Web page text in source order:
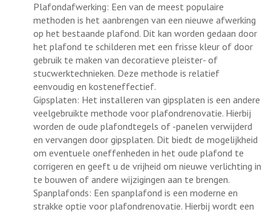
Plafondafwerking: Een van de meest populaire
methoden is het aanbrengen van een nieuwe afwerking
op het bestaande plafond. Dit kan worden gedaan door
het plafond te schilderen met een frisse kleur of door
gebruik te maken van decoratieve pleister- of
stucwerktechnieken. Deze methode is relatief
eenvoudig en kosteneffectief.
Gipsplaten: Het installeren van gipsplaten is een andere
veelgebruikte methode voor plafondrenovatie. Hierbij
worden de oude plafondtegels of -panelen verwijderd
en vervangen door gipsplaten. Dit biedt de mogelijkheid
om eventuele oneffenheden in het oude plafond te
corrigeren en geeft u de vrijheid om nieuwe verlichting in
te bouwen of andere wijzigingen aan te brengen.
Spanplafonds: Een spanplafond is een moderne en
strakke optie voor plafondrenovatie. Hierbij wordt een